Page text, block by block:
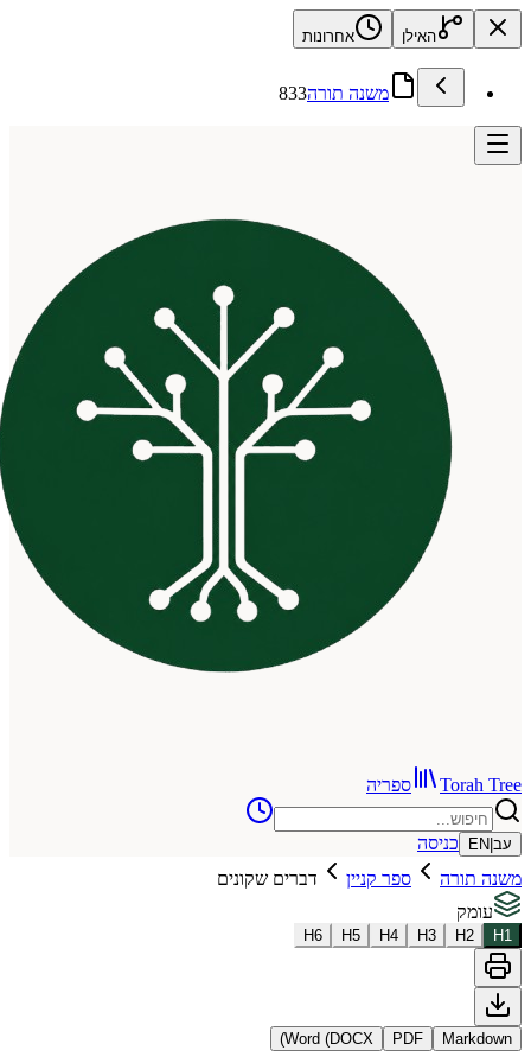
האילן אחרונות
משנה תורה833
ספריה
כניסה
ספר קניין
דברים שקונים
H3
H4
H5
H6
PDF
Word (DOCX)